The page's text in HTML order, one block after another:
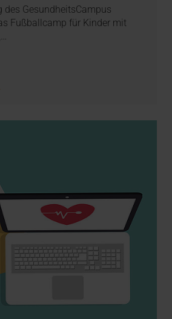
GesundheitsCampus
Fußballcamp für Kinder mit